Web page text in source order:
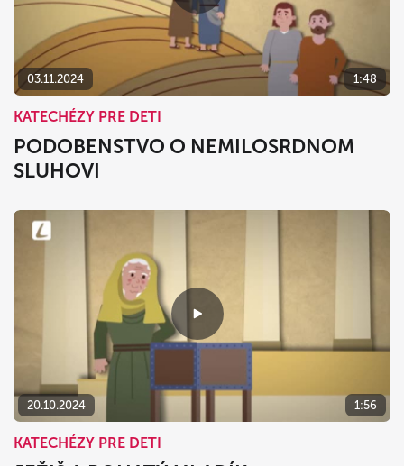
03.11.2024 1:48
KATECHÉZY PRE DETI
PODOBENSTVO O NEMILOSRDNOM
SLUHOVI
20.10.2024 1:56
KATECHÉZY PRE DETI